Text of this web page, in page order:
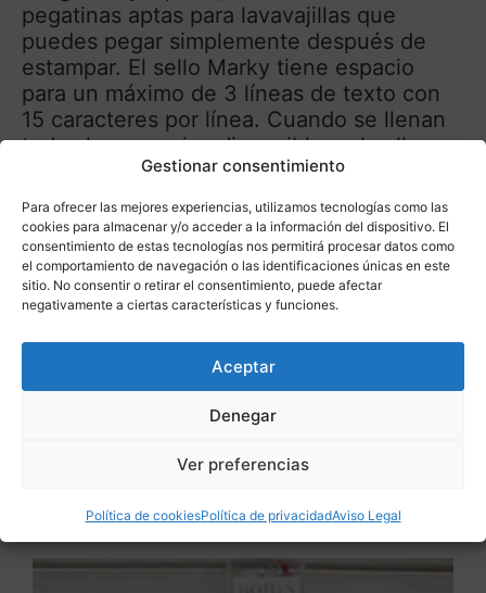
Gestionar consentimiento
Para ofrecer las mejores experiencias, utilizamos tecnologías como las
cookies para almacenar y/o acceder a la información del dispositivo. El
consentimiento de estas tecnologías nos permitirá procesar datos como
el comportamiento de navegación o las identificaciones únicas en este
sitio. No consentir o retirar el consentimiento, puede afectar
negativamente a ciertas características y funciones.
Aceptar
Denegar
Ver preferencias
Política de cookiesPolítica de privacidadAviso Legal
pegatinas aptas para lavavajillas que
puedes pegar simplemente después de
estampar. El sello Marky tiene espacio
para un máximo de 3 líneas de texto con
15 caracteres por línea. Cuando se llenan
todos los espacios disponibles, el sello
mide 38 x 14 mm. El juego completo
incluye el alegre sello Marky con
almohadilla de tinta negra incorporada, 20
etiquetas adhesivas aptas para lavavajillas,
1 metro de cinta textil termoadhesiva,
pinzas, un juego con letras, caracteres,
de cartón. Marky está disponible en verde,